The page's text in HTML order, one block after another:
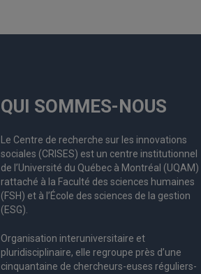
QUI SOMMES-NOUS
Le Centre de recherche sur les innovations
sociales (CRISES) est un centre institutionnel
de l’Université du Québec à Montréal (UQAM)
rattaché à la Faculté des sciences humaines
(FSH) et à l’École des sciences de la gestion
(ESG).
Organisation interuniversitaire et
pluridisciplinaire, elle regroupe près d’une
cinquantaine de chercheurs-euses réguliers-